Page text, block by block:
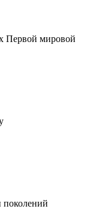
Первой мировой
поколений